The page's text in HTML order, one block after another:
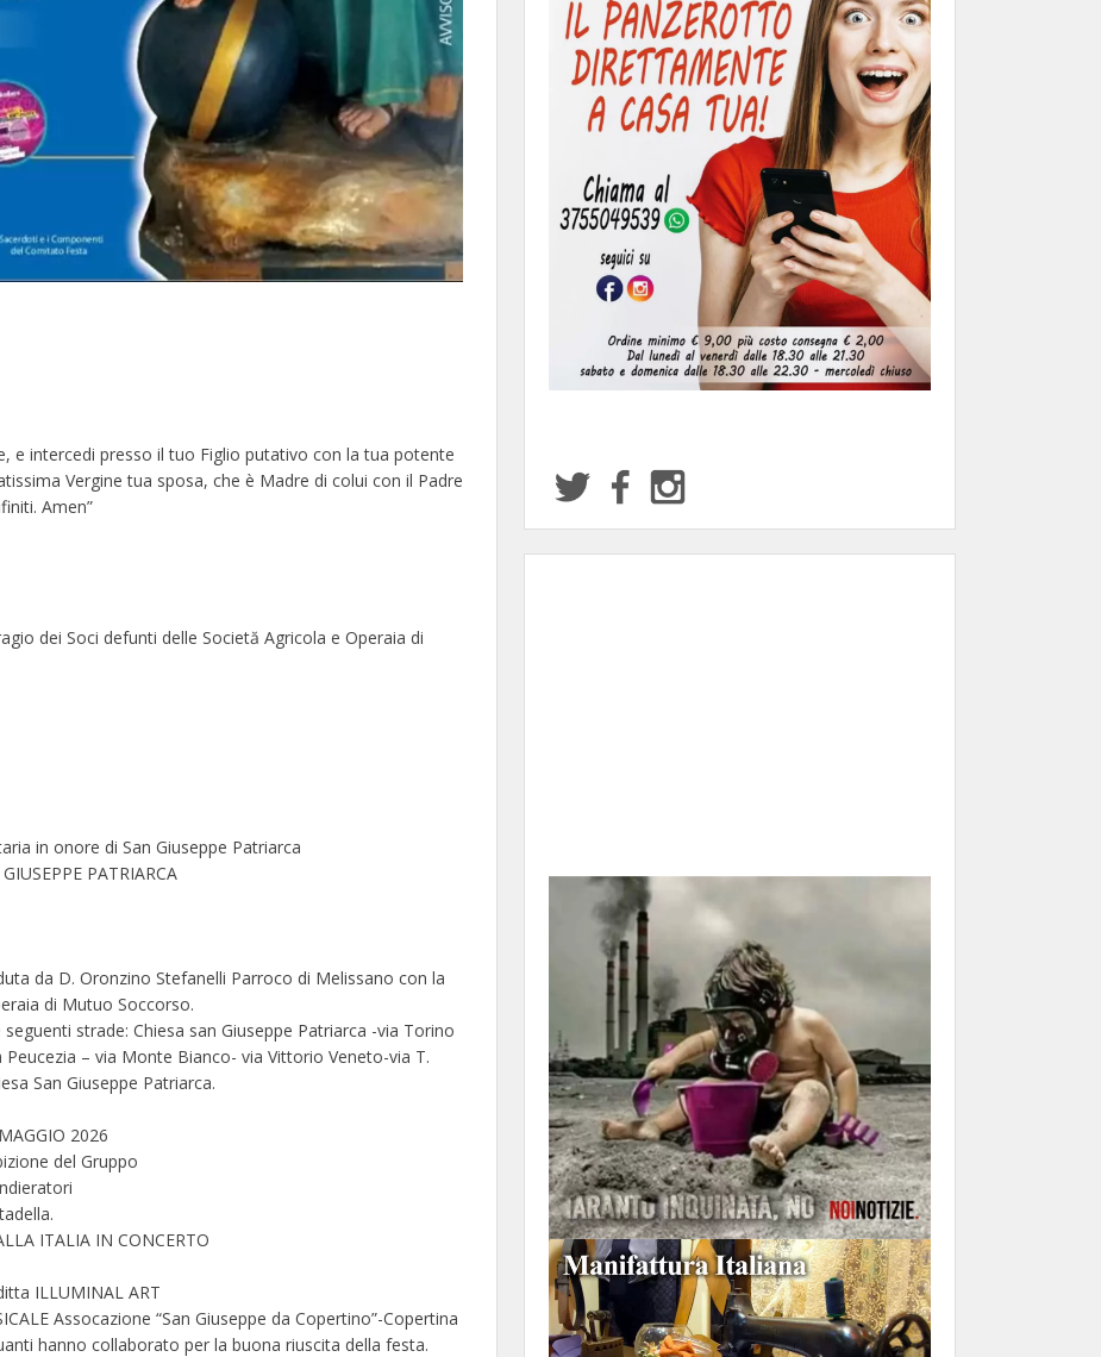
e intercedi presso il tuo Figlio putativo con la tua potente
Vergine tua sposa, che è Madre di colui con il Padre
Amen”
dei Soci defunti delle Societă Agricola e Operaia di
in onore di San Giuseppe Patriarca
PATRIARCA
da D. Oronzino Stefanelli Parroco di Melissano con la
di Mutuo Soccorso.
seguenti strade: Chiesa san Giuseppe Patriarca -via Torino
Peucezia – via Monte Bianco- via Vittorio Veneto-via T.
San Giuseppe Patriarca.
2026
del Gruppo
ITALIA IN CONCERTO
ILLUMINAL ART
Assocazione “San Giuseppe da Copertino”-Copertina
hanno collaborato per la buona riuscita della festa.